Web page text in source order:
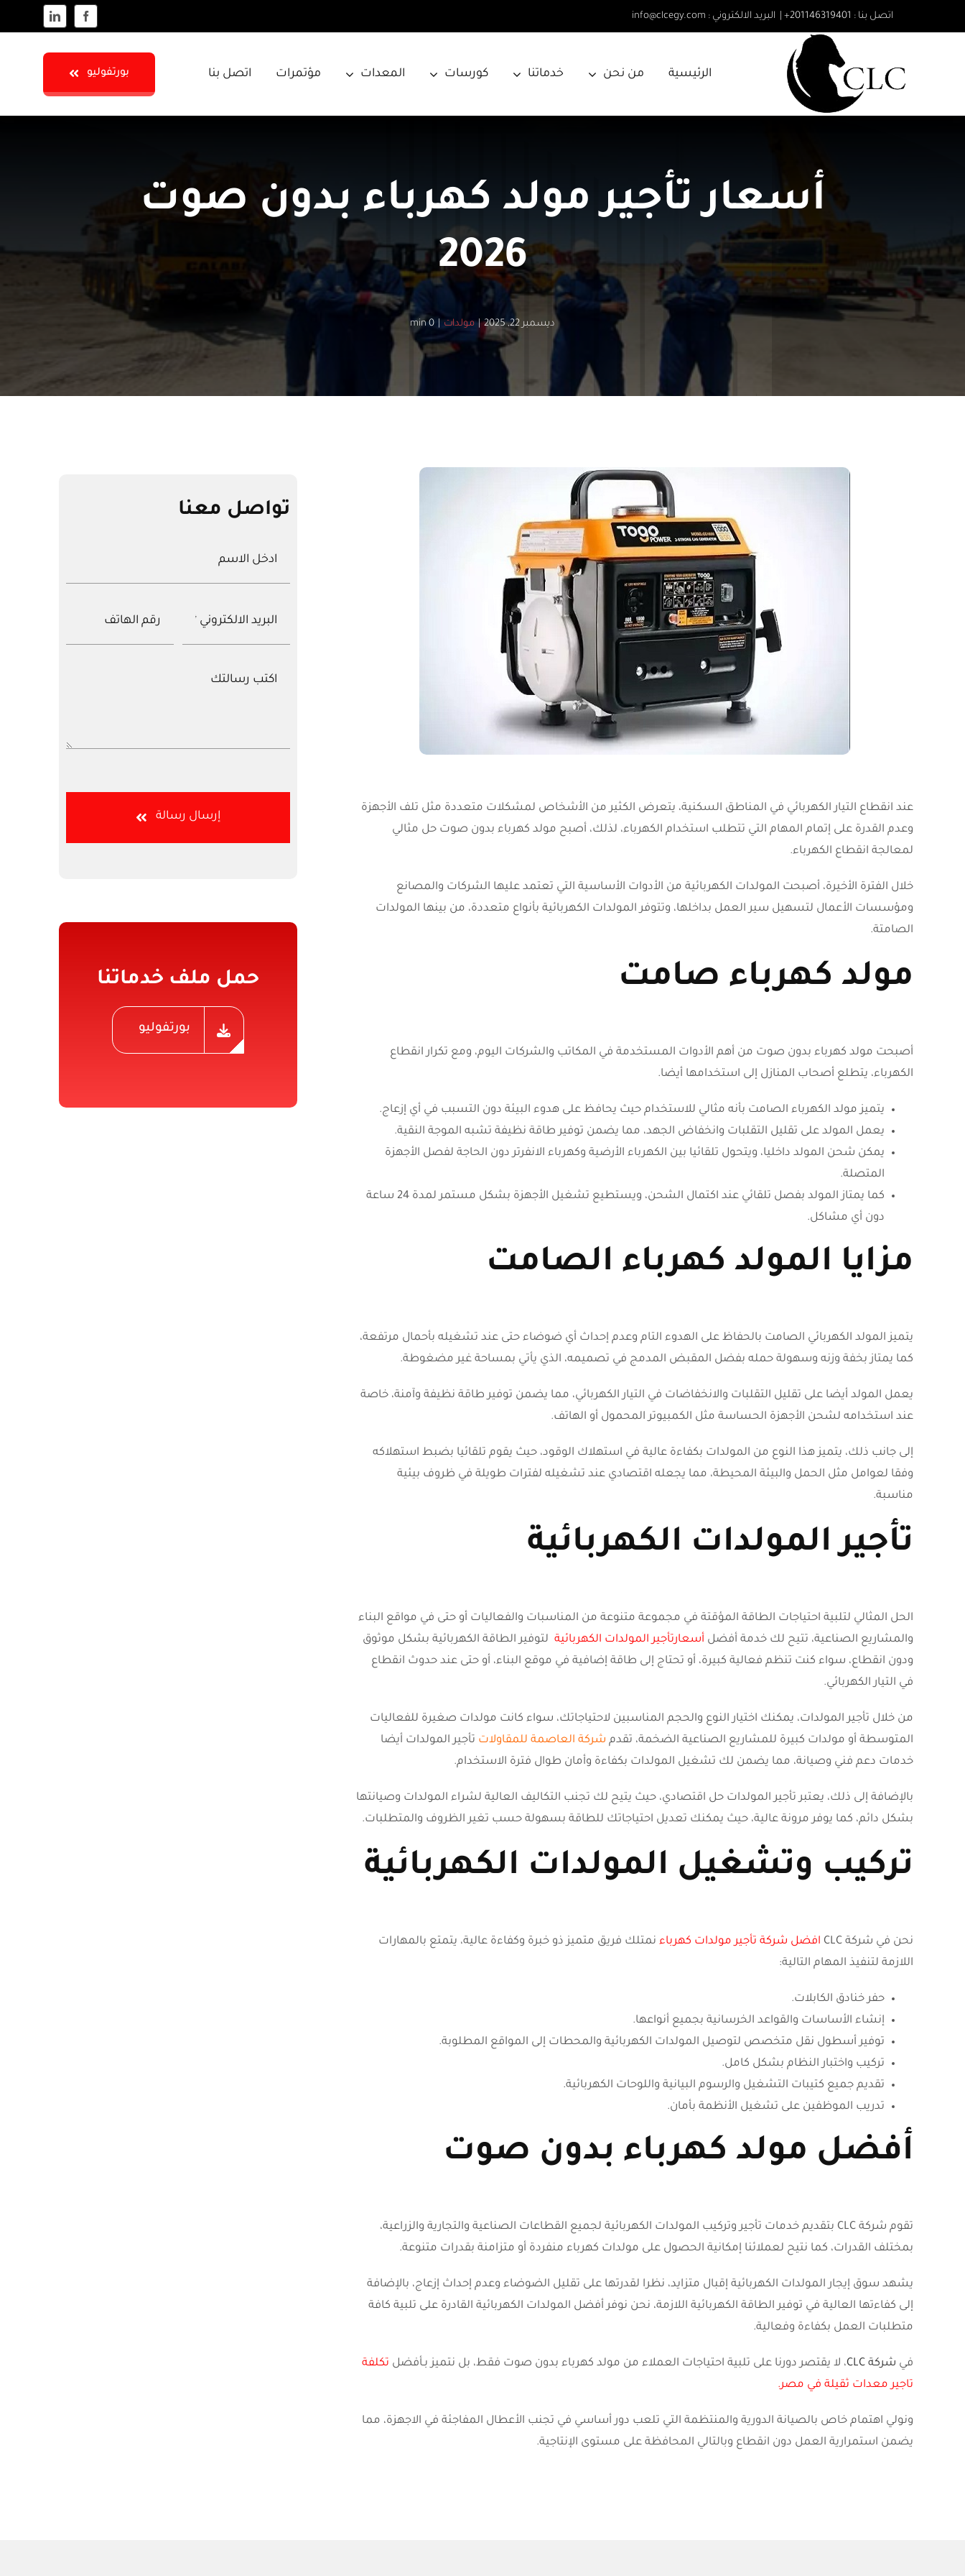
to
اتصل بنا : 201146319401
+
| البريد الالكتروني :
info@clcegy.com
الرئيسية من نحن خدماتنا كورسات المعدات مؤتمرات اتصل بنا بورتفوليو
أسعار تأجير مولد كهرباء بدون صوت
2026
ديسمبر 22, 2025 | مولدات 0 min
عند انقطاع التيار الكهربائي في المناطق السكنية، يتعرض الكثير من الأشخاص لمشكلات متعددة مثل تلف الأجهزة
وعدم القدرة على إتمام المهام التي تتطلب استخدام الكهرباء، لذلك، أصبح مولد كهرباء بدون صوت حل مثالي
لمعالجة انقطاع الكهرباء.
خلال الفترة الأخيرة، أصبحت المولدات الكهربائية من الأدوات الأساسية التي تعتمد عليها الشركات والمصانع
ومؤسسات الأعمال لتسهيل سير العمل بداخلها، وتتوفر المولدات الكهربائية بأنواع متعددة، من بينها المولدات
الصامتة.
مولد كهرباء صامت
أصبحت مولد كهرباء بدون صوت من أهم الأدوات المستخدمة في المكاتب والشركات اليوم، ومع تكرار انقطاع
الكهرباء، يتطلع أصحاب المنازل إلى استخدامها أيضا.
يتميز مولد الكهرباء الصامت بأنه مثالي للاستخدام حيث يحافظ على هدوء البيئة دون التسبب في أي إزعاج.
يعمل المولد على تقليل التقلبات وانخفاض الجهد، مما يضمن توفير طاقة نظيفة تشبه الموجة النقية.
يمكن شحن المولد داخليا، ويتحول تلقائيا بين الكهرباء الأرضية وكهرباء الانفرتر دون الحاجة لفصل الأجهزة
المتصلة.
كما يمتاز المولد بفصل تلقائي عند اكتمال الشحن، ويستطيع تشغيل الأجهزة بشكل مستمر لمدة 24 ساعة
دون أي مشاكل.
مزايا المولد كهرباء الصامت
يتميز المولد الكهربائي الصامت بالحفاظ على الهدوء التام وعدم إحداث أي ضوضاء حتى عند تشغيله بأحمال مرتفعة،
كما يمتاز بخفة وزنه وسهولة حمله بفضل المقبض المدمج في تصميمه، الذي يأتي بمساحة غير مضغوطة.
يعمل المولد أيضا على تقليل التقلبات والانخفاضات في التيار الكهربائي، مما يضمن توفير طاقة نظيفة وآمنة، خاصة
عند استخدامه لشحن الأجهزة الحساسة مثل الكمبيوتر المحمول أو الهاتف.
إلى جانب ذلك، يتميز هذا النوع من المولدات بكفاءة عالية في استهلاك الوقود، حيث يقوم تلقائيا بضبط استهلاكه
وفقا لعوامل مثل الحمل والبيئة المحيطة، مما يجعله اقتصادي عند تشغيله لفترات طويلة في ظروف بيئية
مناسبة.
تأجير المولدات الكهربائية
الحل المثالي لتلبية احتياجات الطاقة المؤقتة في مجموعة متنوعة من المناسبات والفعاليات أو حتى في مواقع البناء
والمشاريع الصناعية، تتيح لك خدمة أفضل أسعارتأجير المولدات الكهربائية لتوفير الطاقة الكهربائية بشكل موثوق
ودون انقطاع، سواء كنت تنظم فعالية كبيرة، أو تحتاج إلى طاقة إضافية في موقع البناء، أو حتى عند حدوث انقطاع
في التيار الكهربائي.
من خلال تأجير المولدات، يمكنك اختيار النوع والحجم المناسبين لاحتياجاتك، سواء كانت مولدات صغيرة للفعاليات
المتوسطة أو مولدات كبيرة للمشاريع الصناعية الضخمة، تقدمشركة العاصمة للمقاولات تأجير المولدات أيضا
خدمات دعم فني وصيانة، مما يضمن لك تشغيل المولدات بكفاءة وأمان طوال فترة الاستخدام.
بالإضافة إلى ذلك، يعتبر تأجير المولدات حل اقتصادي، حيث يتيح لك تجنب التكاليف العالية لشراء المولدات وصيانتها
بشكل دائم، كما يوفر مرونة عالية، حيث يمكنك تعديل احتياجاتك للطاقة بسهولة حسب تغير الظروف والمتطلبات.
تركيب وتشغيل المولدات الكهربائية
نحن في شركة CLC افضل شركة تأجير مولدات كهرباء نمتلك فريق متميز ذو خبرة وكفاءة عالية، يتمتع بالمهارات
اللازمة لتنفيذ المهام التالية:
حفر خنادق الكابلات.
إنشاء الأساسات والقواعد الخرسانية بجميع أنواعها.
توفير أسطول نقل متخصص لتوصيل المولدات الكهربائية والمحطات إلى المواقع المطلوبة.
تركيب واختبار النظام بشكل كامل.
تقديم جميع كتيبات التشغيل والرسوم البيانية واللوحات الكهربائية.
تدريب الموظفين على تشغيل الأنظمة بأمان.
أفضل مولد كهرباء بدون صوت
تقوم شركة CLC بتقديم خدمات تأجير وتركيب المولدات الكهربائية لجميع القطاعات الصناعية والتجارية والزراعية،
بمختلف القدرات، كما نتيح لعملائنا إمكانية الحصول على مولدات كهرباء منفردة أو متزامنة بقدرات متنوعة.
يشهد سوق إيجار المولدات الكهربائية إقبال متزايد، نظرا لقدرتها على تقليل الضوضاء وعدم إحداث إزعاج، بالإضافة
إلى كفاءتها العالية في توفير الطاقة الكهربائية اللازمة، نحن نوفر أفضل المولدات الكهربائية القادرة على تلبية كافة
متطلبات العمل بكفاءة وفعالية.
في شركة CLC ، لا يقتصر دورنا على تلبية احتياجات العملاء من مولد كهرباء بدون صوت فقط، بل نتميز بـأفضل تكلفة
تاجير معدات ثقيلة في مصر.
ونولي اهتمام خاص بالصيانة الدورية والمنتظمة التي تلعب دور أساسي في تجنب الأعطال المفاجئة في الاجهزة، مما
يضمن استمرارية العمل دون انقطاع وبالتالي المحافظة على مستوى الإنتاجية.
تواصل معنا
إرسال رسالة
حمل ملف خدماتنا
بورتفوليو